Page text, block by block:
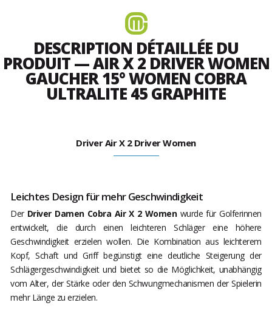
DESCRIPTION DÉTAILLÉE DU
PRODUIT — AIR X 2 DRIVER WOMEN
GAUCHER 15° WOMEN COBRA
ULTRALITE 45 GRAPHITE
Driver Air X 2 Driver Women
Leichtes Design für mehr Geschwindigkeit
Der Driver Damen Cobra Air X 2 Womenwurde für Golferinnen
entwickelt, die durch einen leichteren Schläger eine höhere
Geschwindigkeit erzielen wollen. Die Kombination aus leichterem
Kopf, Schaft und Griff begünstigt eine deutliche Steigerung der
Schlägergeschwindigkeit und bietet so die Möglichkeit, unabhängig
vom Alter, der Stärke oder den Schwungmechanismen der Spielerin
mehr Länge zu erzielen.